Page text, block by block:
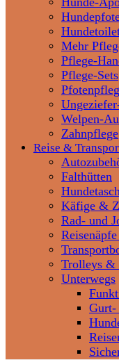
Mehr
Pflege-
Pflege-Sets
Welpen-
Zahnpflege
Reise &
Falthütten
Käfige &
Rad- und
Trolleys &
Unterwegs
Gurt-